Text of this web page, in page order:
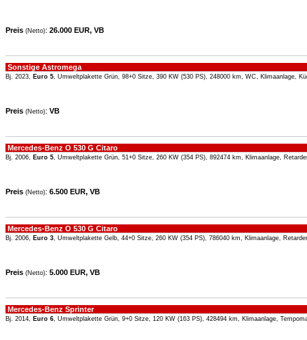
Preis (Netto): 26.000 EUR, VB
Sonstige Astromega
Bj. 2023, Euro 5, Umweltplakette Grün, 98+0 Sitze, 390 KW (530 PS), 248000 km, WC, Klimaanlage,
Preis (Netto): VB
Mercedes-Benz O 530 G Citaro
Bj. 2006, Euro 5, Umweltplakette Grün, 51+0 Sitze, 260 KW (354 PS), 892474 km, Klimaanlage,
Preis (Netto): 6.500 EUR, VB
Mercedes-Benz O 530 G Citaro
Bj. 2006, Euro 3, Umweltplakette Gelb, 44+0 Sitze, 260 KW (354 PS), 786040 km, Klimaanlage, Retarder
Preis (Netto): 5.000 EUR, VB
Mercedes-Benz Sprinter
Bj. 2014, Euro 6, Umweltplakette Grün, 9+0 Sitze, 120 KW (163 PS), 428494 km, Klimaanlage,